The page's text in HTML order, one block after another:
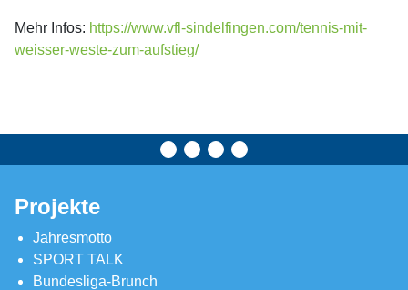
Mehr Infos: https://www.vfl-sindelfingen.com/tennis-mit-
weisser-weste-zum-aufstieg/
Projekte
Jahresmotto
SPORT TALK
Bundesliga-Brunch